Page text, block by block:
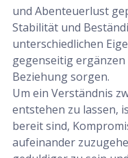
und Abenteuerlust
Stabilität und
unterschiedlichen
gegenseitig
Beziehung sorgen.
Um ein Verständnis
entstehen zu lassen,
bereit sind,
aufeinander